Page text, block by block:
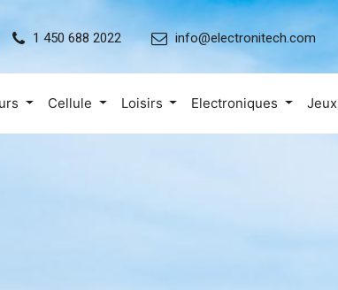
1 450 688 2022 info@electronitech.com
Cellule Loisirs Electroniques Jeux